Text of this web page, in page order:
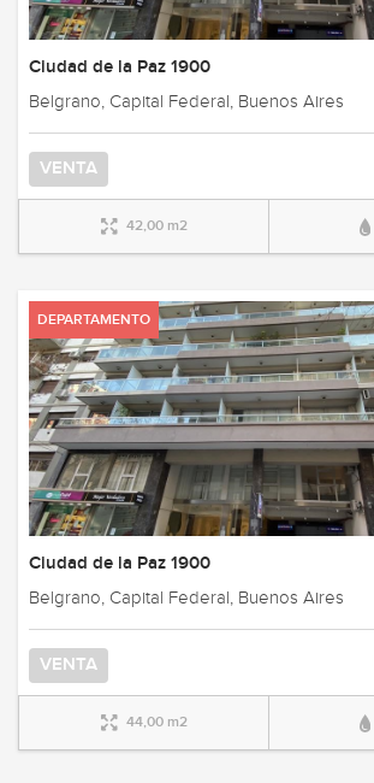
Ciudad de la Paz 1900
Belgrano, Capital Federal, Buenos Aires
VENTA
42,00 m2
DEPARTAMENTO
Ciudad de la Paz 1900
Belgrano, Capital Federal, Buenos Aires
VENTA
44,00 m2